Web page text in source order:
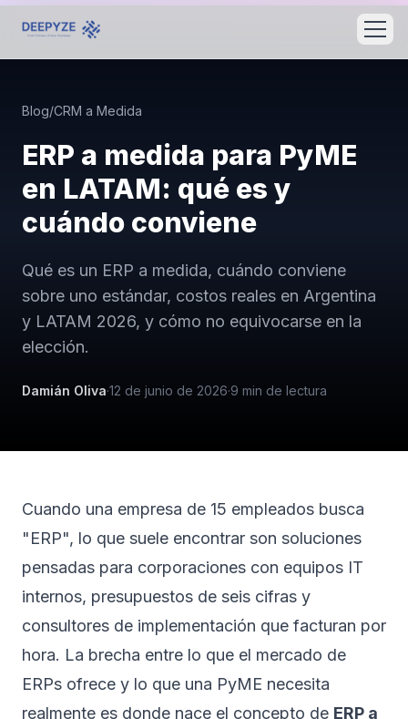
Blog/CRM a Medida
ERP a medida para PyME
en LATAM: qué es y
cuándo conviene
Qué es un ERP a medida, cuándo conviene
sobre uno estándar, costos reales en Argentina
y LATAM 2026, y cómo no equivocarse en la
elección.
Damián Oliva·12 de junio de 2026·9 min de lectura
Cuando una empresa de 15 empleados busca
"ERP", lo que suele encontrar son soluciones
pensadas para corporaciones con equipos IT
internos, presupuestos de seis cifras y
consultores de implementación que facturan por
hora. La brecha entre lo que el mercado de
ERPs ofrece y lo que una PyME necesita
realmente es donde nace el concepto de ERP a